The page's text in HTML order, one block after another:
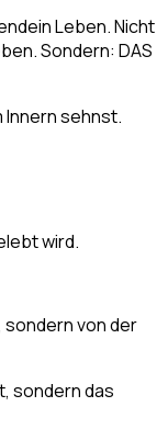
Leben. Nicht
Sondern: DAS
Innern sehnst.
wird.
sondern von der
sondern das